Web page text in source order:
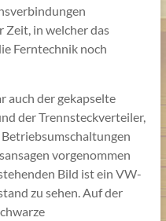
Zeit, in welcher das
Ferntechnik noch
auch der gekapselte
der Trennsteckverteiler,
vorgenommen
Bild ist ein VW-
zu sehen. Auf der